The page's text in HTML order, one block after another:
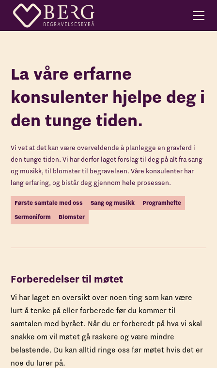
La våre erfarne
konsulenter hjelpe deg i
den tunge tiden.
Vi vet at det kan være overveldende å planlegge en gravferd i
den tunge tiden. Vi har derfor laget forslag til deg på alt fra sang
og musikk, til blomster til begravelsen. Våre konsulenter har
lang erfaring, og bistår deg gjennom hele prosessen.
Første samtale med oss Sang og musikk Programhefte
Sermoniform Blomster
Forberedelser til møtet
Vi har laget en oversikt over noen ting som kan være
lurt å tenke på eller forberede før du kommer til
samtalen med byrået. Når du er forberedt på hva vi skal
snakke om vil møtet gå raskere og være mindre
belastende. Du kan alltid ringe oss før møtet hvis det er
noe du lurer på.